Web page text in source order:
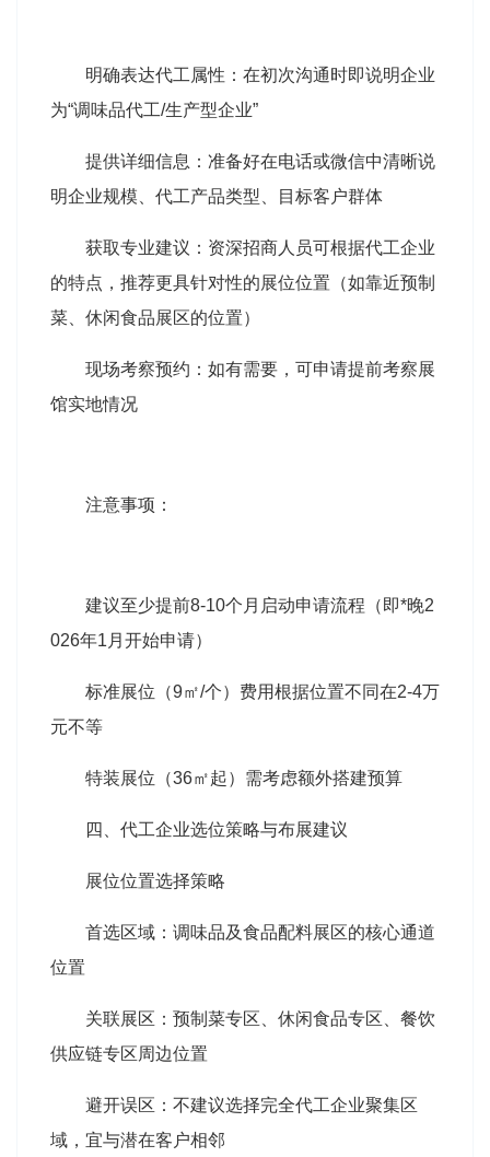
明确表达代工属性：在初次沟通时即说明企业
为“调味品代工/生产型企业”
提供详细信息：准备好在电话或微信中清晰说
明企业规模、代工产品类型、目标客户群体
获取专业建议：资深招商人员可根据代工企业
的特点，推荐更具针对性的展位位置（如靠近预制
菜、休闲食品展区的位置）
现场考察预约：如有需要，可申请提前考察展
馆实地情况
注意事项：
建议至少提前8-10个月启动申请流程（即*晚2
026年1月开始申请）
标准展位（9㎡/个）费用根据位置不同在2-4万
元不等
特装展位（36㎡起）需考虑额外搭建预算
四、代工企业选位策略与布展建议
展位位置选择策略
首选区域：调味品及食品配料展区的核心通道
位置
关联展区：预制菜专区、休闲食品专区、餐饮
供应链专区周边位置
避开误区：不建议选择完全代工企业聚集区
域，宜与潜在客户相邻